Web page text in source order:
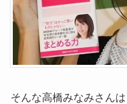
そんな高橋みなみさん